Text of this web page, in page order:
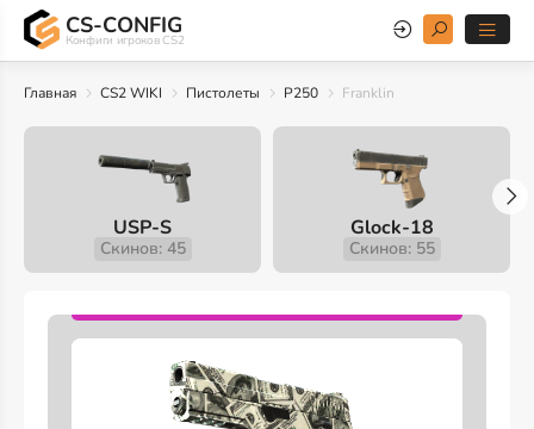
CS-CONFIG
Конфиги игроков CS2
Главная CS2 WIKI Пистолеты P250 Franklin
USP-S
Скинов: 45
Glock-18
Скинов: 55